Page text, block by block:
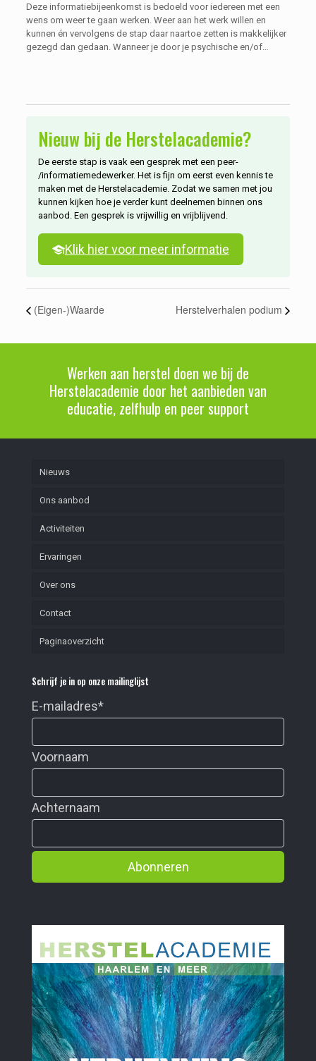
Deze informatiebijeenkomst is bedoeld voor iedereen met een
wens om weer te gaan werken. Weer aan het werk willen en
kunnen én vervolgens de stap daar naartoe zetten is makkelijker
gezegd dan gedaan. Wanneer je door je psychische en/of
Nieuw bij de Herstelacademie?
De eerste stap is vaak een gesprek met een peer-
/informatiemedewerker. Het is fijn om eerst even kennis te
maken met de Herstelacademie. Zodat we samen met jou
kunnen kijken hoe je verder kunt deelnemen binnen ons
aanbod. Een gesprek is vrijwillig en vrijblijvend.
Klik hier voor meer informatie
(Eigen-)Waarde Herstelverhalen podium
Werken aan herstel doen we bij de
Herstelacademie door het aanbieden van
educatie, zelfhulp en peer support
Nieuws
Ons aanbod
Activiteiten
Ervaringen
Over ons
Contact
Paginaoverzicht
Schrijf je in op onze mailinglijst
E-mailadres*
Voornaam
Achternaam
Abonneren